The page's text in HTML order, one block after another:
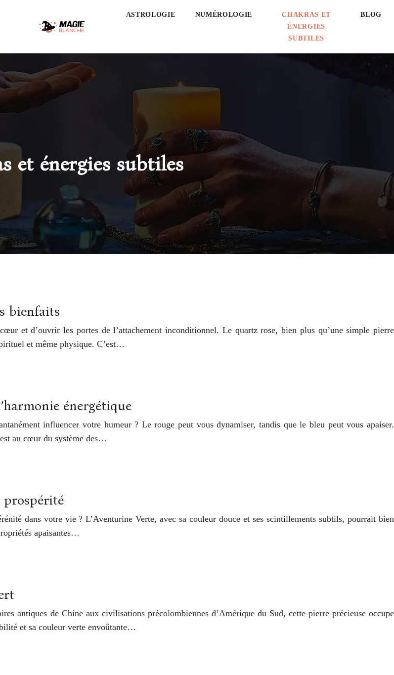
ASTROLOGIE NUMÉROLOGIE
CHAKRAS ET
ÉNERGIES
SUBTILES
BLOG
et énergies subtiles
bienfaits
et d’ouvrir les portes de l’attachement inconditionnel. Le quartz rose, bien plus qu’une simple pierre
et même physique. C’est…
énergétique
influencer votre humeur ? Le rouge peut vous dynamiser, tandis que le bleu peut vous apaiser.
au cœur du système des…
prospérité
dans votre vie ? L’Aventurine Verte, avec sa couleur douce et ses scintillements subtils, pourrait bien
apaisantes…
antiques de Chine aux civilisations précolombiennes d’Amérique du Sud, cette pierre précieuse occupe
et sa couleur verte envoûtante…